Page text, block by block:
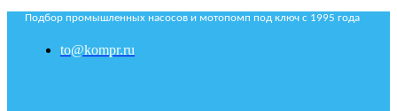
Подбор промышленных насосов и мотопомп под ключ с 1995 года
to@kompr.ru